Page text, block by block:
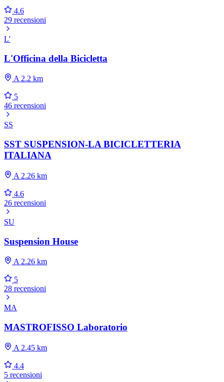
4.6
29 recensioni
L'
L'Officina della Bicicletta
A 2.2 km
5
46 recensioni
SS
SST SUSPENSION-LA BICICLETTERIA
ITALIANA
A 2.26 km
4.6
26 recensioni
SU
Suspension House
A 2.26 km
5
28 recensioni
MA
MASTROFISSO Laboratorio
A 2.45 km
4.4
5 recensioni